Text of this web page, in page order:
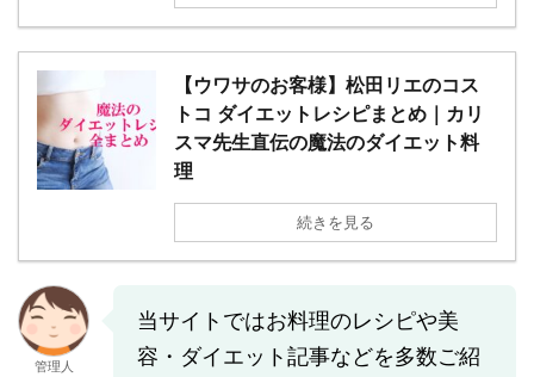
【ウワサのお客様】松田リエのコス
トコ ダイエットレシピまとめ｜カリ
スマ先生直伝の魔法のダイエット料
理
続きを見る
管理人
当サイトではお料理のレシピや美
容・ダイエット記事などを多数ご紹